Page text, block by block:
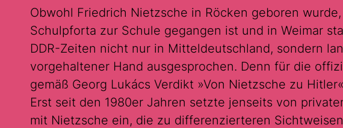
Obwohl Friedrich Nietzsche in Röcken geboren
Schulpforta zur Schule gegangen ist und in Weimar
DDR-Zeiten nicht nur in Mitteldeutschland, sondern
vorgehaltener Hand ausgesprochen. Denn für die
gemäß Georg Lukács Verdikt »Von Nietzsche zu
Erst seit den 1980er Jahren setzte jenseits von
mit Nietzsche ein, die zu differenzierteren